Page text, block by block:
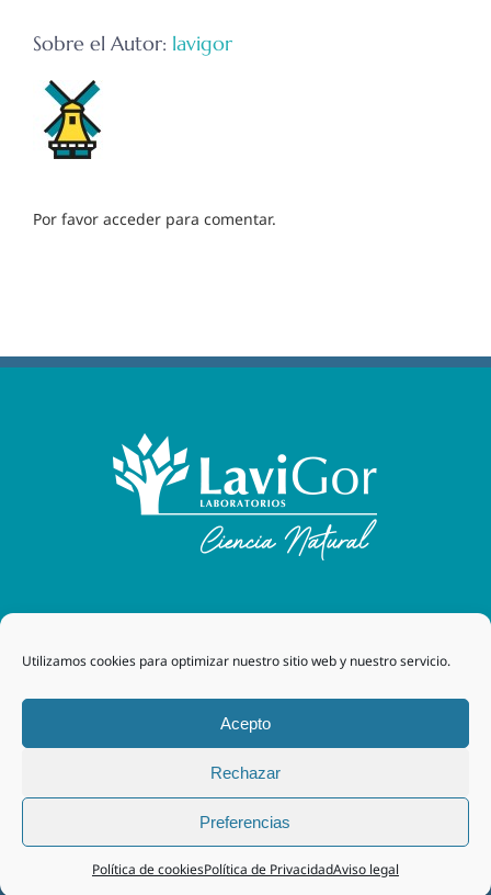
Utilizamos cookies para optimizar nuestro sitio web y nuestro servicio.
Acepto
Rechazar
Preferencias
Política de cookiesPolítica de PrivacidadAviso legal
Sobre el Autor: lavigor
Por favor acceder para comentar.
Laboratorios Lavigor| 48170 Zamudio (Bizkaia) - España
| Tel. +34 94 454 42 00 |
tegor@grupotegor.com
Group
Política de cookies|
Facebook